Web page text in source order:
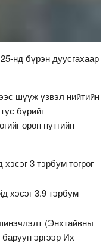
нд бүрэн дуусгахаар
шүүж үзвэл нийтийн
бүрийг
орон нутгийн
3 тэрбум төгрөг
хэсэг 3.9 тэрбум
(Энхтайвны
эргээр Их